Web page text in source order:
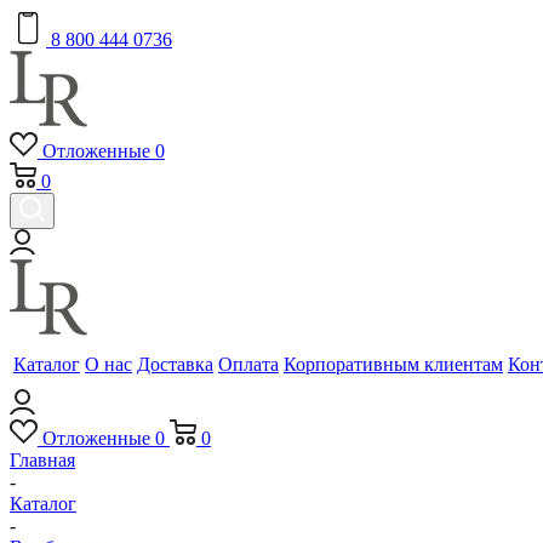
8 800 444 0736
Отложенные 0
0
Каталог О нас Доставка Оплата Корпоративным клиентам
Отложенные 0
0
Главная
-
Каталог
-